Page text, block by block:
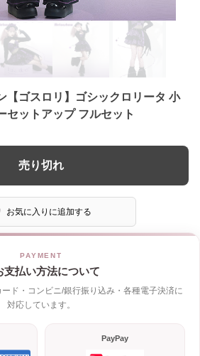
【ゴスロリ】ゴシックロリータ 小
セットアップ フルセット
売り切れ
お気に入りに追加する
支払い方法について
ド・コンビニ/銀行振り込み・各種電子決済に
対応しています。
PayPay